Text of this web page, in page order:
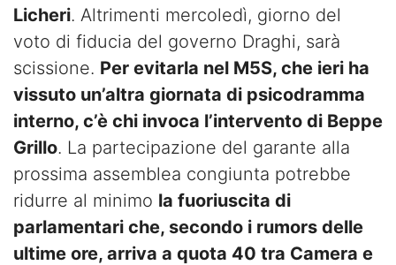
Licheri. Altrimenti mercoledì, giorno del
voto di fiducia del governo Draghi, sarà
scissione. Per evitarla nel M5S, che ieri ha
vissuto un’altra giornata di psicodramma
interno, c’è chi invoca l’intervento di Beppe
Grillo. La partecipazione del garante alla
prossima assemblea congiunta potrebbe
ridurre al minimo la fuoriuscita di
parlamentari che, secondo i rumors delle
ultime ore, arriva a quota 40 tra Camera e